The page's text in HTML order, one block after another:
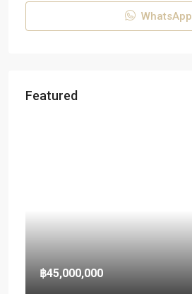
WhatsApp
Featured
฿45,000,000